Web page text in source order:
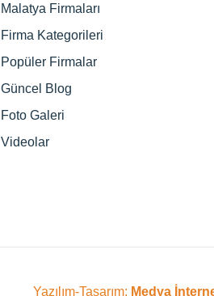
Malatya Firmaları
Firma Kategorileri
Popüler Firmalar
Güncel Blog
Foto Galeri
Videolar
Yazılım-Tasarım: Medya